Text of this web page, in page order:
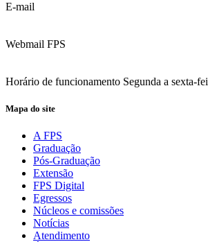
E-mail
Webmail FPS
Horário de funcionamento Segunda a sexta-
Mapa do site
A FPS
Graduação
Pós-Graduação
Extensão
FPS Digital
Egressos
Núcleos e comissões
Notícias
Atendimento